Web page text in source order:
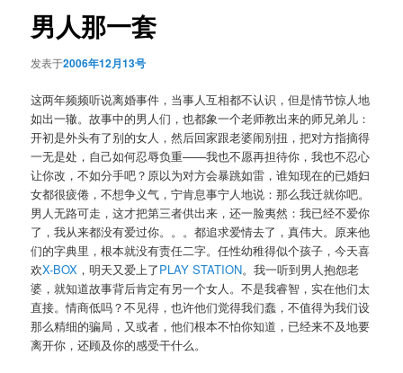
男人那一套
发表于2006年12月13号
这两年频频听说离婚事件，当事人互相都不认识，但是情节惊人地
如出一辙。故事中的男人们，也都象一个老师教出来的师兄弟儿：
开初是外头有了别的女人，然后回家跟老婆闹别扭，把对方指摘得
一无是处，自己如何忍辱负重——我也不愿再担待你，我也不忍心
让你改，不如分手吧？原以为对方会暴跳如雷，谁知现在的已婚妇
女都很疲倦，不想争义气，宁肯息事宁人地说：那么我迁就你吧。
男人无路可走，这才把第三者供出来，还一脸夷然：我已经不爱你
了，我从来都没有爱过你。。。都追求爱情去了，真伟大。原来他
们的字典里，根本就没有责任二字。任性幼稚得似个孩子，今天喜
欢X-BOX ，明天又爱上了PLAY STATION。我一听到男人抱怨老
婆，就知道故事背后肯定有另一个女人。不是我睿智，实在他们太
直接。情商低吗？不见得，也许他们觉得我们蠢，不值得为我们设
那么精细的骗局，又或者，他们根本不怕你知道，已经来不及地要
离开你，还顾及你的感受干什么。